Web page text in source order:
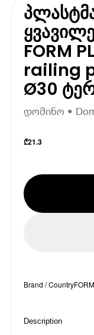
FORM
railing
Ø30
დომინო •
₾21.3
Brand / Country
Description